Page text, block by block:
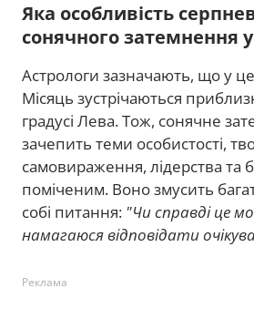
Яка особливість
сонячного затемнення
Астрологи зазначають, що у
Місяць зустрічаються
градусі Лева. Тож, сонячне
зачепить теми особистості,
самовираження, лідерства та
поміченим. Воно змусить
собі питання: "Чи справді це
намагаюся відповідати
Реклама